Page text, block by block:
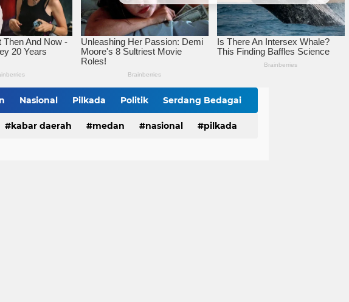
Nasional Pilkada Politik Serdang Bedagai
kabar daerah medan nasional pilkada